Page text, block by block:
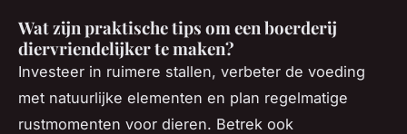
Wat zijn praktische tips om een boerderij
diervriendelijker te maken?
Investeer in ruimere stallen, verbeter de voeding
met natuurlijke elementen en plan regelmatige
rustmomenten voor dieren. Betrek ook